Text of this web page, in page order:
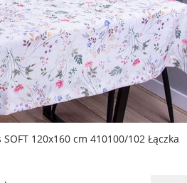
120x160 cm 410100/102 Łączka